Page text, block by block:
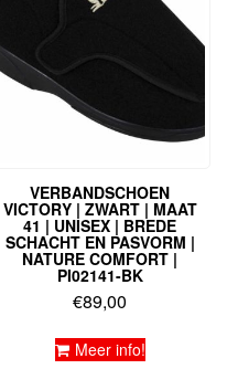
VERBANDSCHOEN
VICTORY | ZWART | MAAT
41 | UNISEX | BREDE
SCHACHT EN PASVORM |
NATURE COMFORT |
PI02141-BK
€89,00
Meer info!